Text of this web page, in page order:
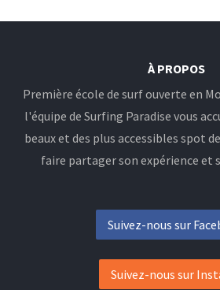
À PROPOS
Première école de surf ouverte en
l'équipe de Surfing Paradise vous
beaux et des plus accessibles spot
faire partager son expérience et
Suivez-nous sur
Suivez-nous sur